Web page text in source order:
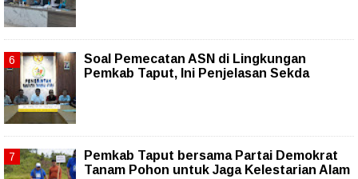
Soal Pemecatan ASN di Lingkungan
Pemkab Taput, Ini Penjelasan Sekda
Pemkab Taput bersama Partai Demokrat
Tanam Pohon untuk Jaga Kelestarian Alam